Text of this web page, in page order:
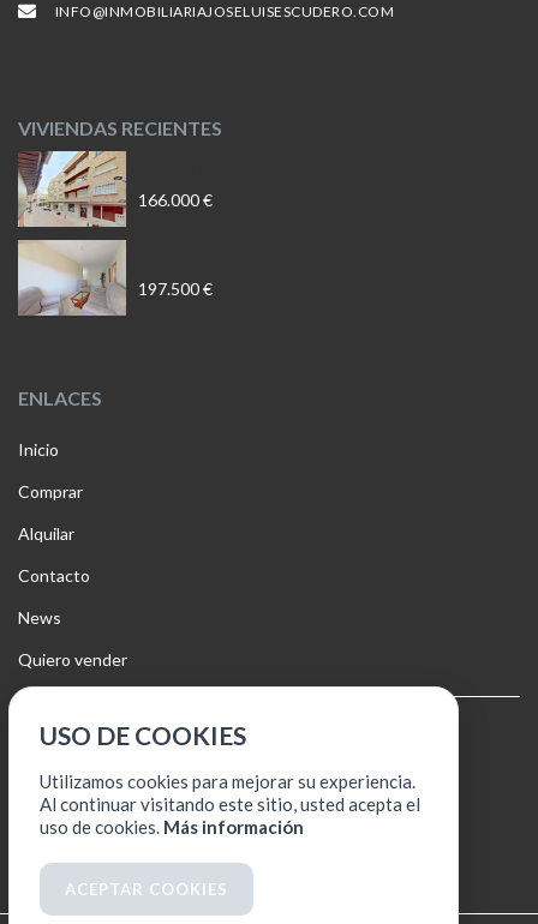
INFO@INMOBILIARIAJOSELUISESCUDERO.COM
VIVIENDAS RECIENTES
166.000 €
197.500 €
ENLACES
Inicio
Comprar
Alquilar
Contacto
News
Quiero vender
Aviso legal
Política de cookies
Política de protección de datos
USO DE COOKIES
Utilizamos cookies para mejorar su experiencia.
Al continuar visitando este sitio, usted acepta el
uso de cookies. Más información
ACEPTAR COOKIES